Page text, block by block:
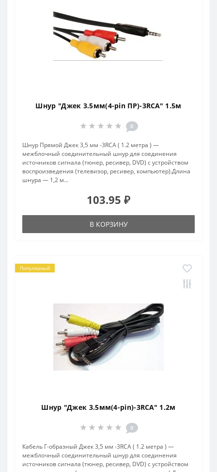
Шнур "Джек 3.5мм(4-pin ПР)-3RCA" 1.5м
0
Шнур Прямой Джек 3,5 мм -3RCA ( 1.2 метра ) —
межблочный соединительный шнур для соединения
источников сигнала (тюнер, ресивер, DVD) с устройством
воспроизведения (телевизор, ресивер, компьютер).Длина
шнура — 1,2 м...
103.95 ₽
В КОРЗИНУ
Популярный
Шнур "Джек 3.5мм(4-pin)-3RCA" 1.2м
0
Кабель Г-образный Джек 3,5 мм -3RCA ( 1.2 метра ) —
межблочный соединительный шнур для соединения
источников сигнала (тюнер, ресивер, DVD) с устройством